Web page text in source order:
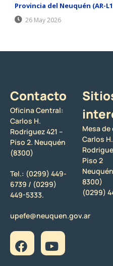
Provincia del Neuquén (AR-
26 May 2026
Contacto
Oficina Central:
Carlos H.
Rodriguez 421 –
Piso 2. Neuquén
(8300)
Tel.: (0299) 449-
6739 / (0299)
449-5333.
upefe@neuquen.gov.ar
Mesa
Carlos H.
Piso 2
8300)
(0299)